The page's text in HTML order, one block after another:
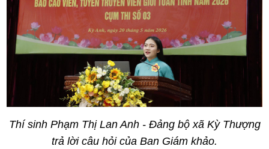
Thí sinh Phạm Thị Lan Anh - Đảng bộ xã Kỳ Thượng
trả lời câu hỏi của Ban Giám khảo.